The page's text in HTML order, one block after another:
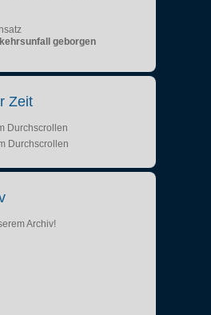
geborgen
Zeit
Durchscrollen
Durchscrollen
Archiv!